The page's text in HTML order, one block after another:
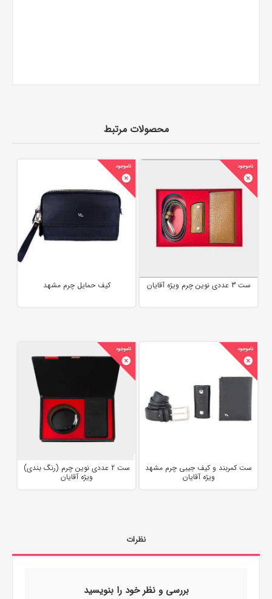
محصولات مرتبط
ست 3 عددی نوین چرم ویژه آقایان کیف حمایل چرم مشهد
ست کمربند و کیف جیبی چرم مشهد
ویژه آقایان
ست 2 عددی نوین چرم (رنگ بندی)
ویژه آقایان
نظرات
بررسی و نظر خود را بنویسید